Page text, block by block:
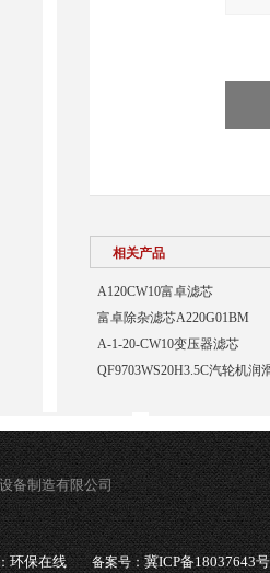
相关产品
A120CW10富卓滤芯
富卓除杂滤芯A220G01BM
A-1-20-CW10变压器滤芯
QF9703WS20H3.5C汽轮机润
备制造有限公司
环保在线 备案号：冀ICP备18037643